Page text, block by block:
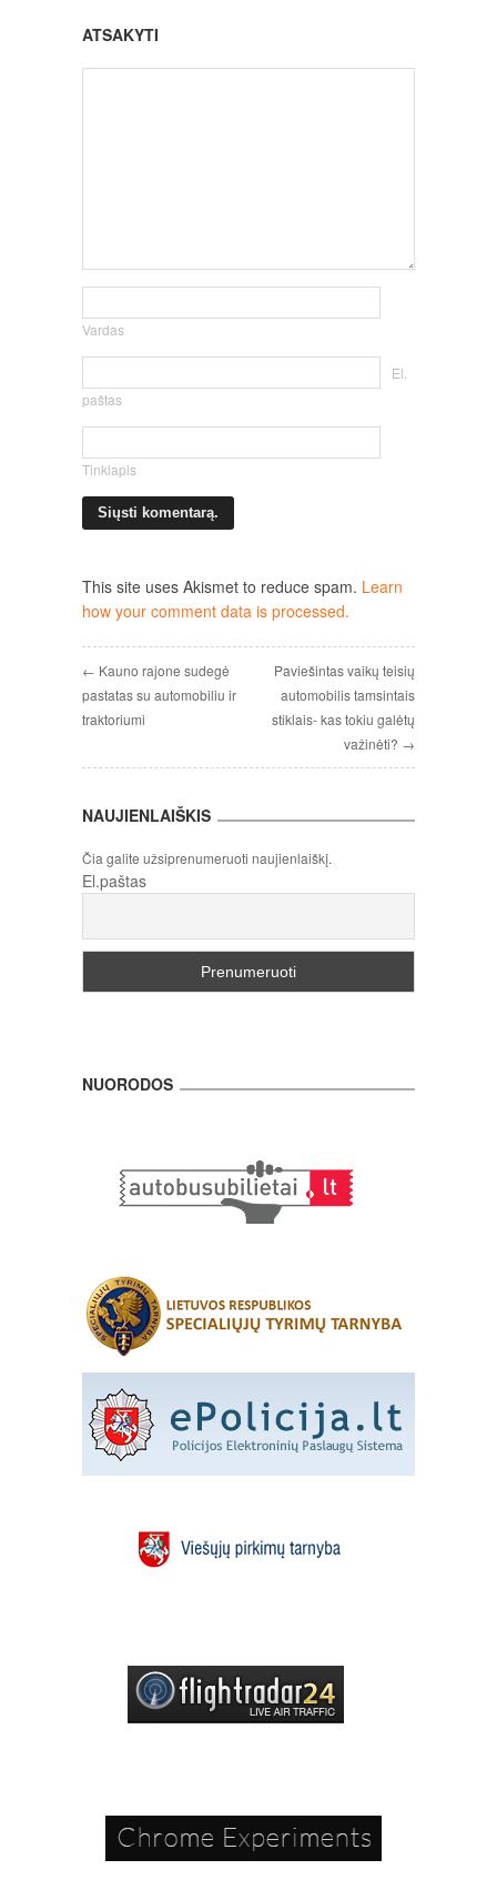
ATSAKYTI
Vardas
El.
paštas
Tinklapis
This site uses Akismet to reduce spam. Learn
how your comment data is processed.
← Kauno rajone sudegė
pastatas su automobiliu ir
traktoriumi
Paviešintas vaikų teisių
automobilis tamsintais
stiklais- kas tokiu galėtų
važinėti? →
NAUJIENLAIŠKIS
Čia galite užsiprenumeruoti naujienlaiškį.
El.paštas
NUORODOS